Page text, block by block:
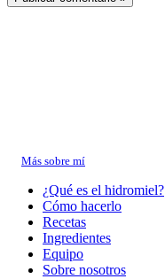
Más sobre mí
¿Qué es el hidromiel?
Cómo hacerlo
Recetas
Ingredientes
Equipo
Sobre nosotros